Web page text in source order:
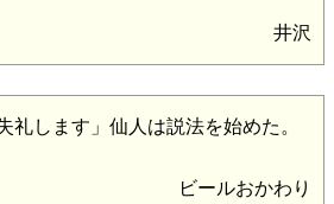
井沢
礼します」仙人は説法を始めた。
ビールおかわり